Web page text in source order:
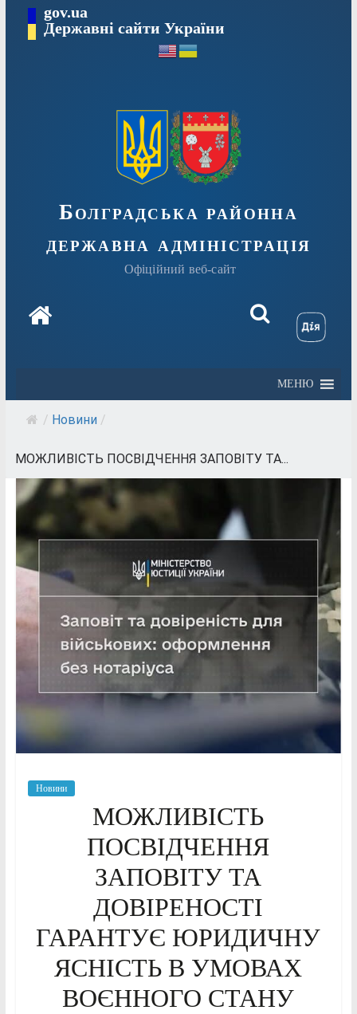
Перейтиgov.ua
Державні сайти України
Болградська районна
державна адміністрація
Офіційний веб-сайт
МЕНЮ
/ Новини /
МОЖЛИВІСТЬ ПОСВІДЧЕННЯ ЗАПОВІТУ ТА...
Новини
МОЖЛИВІСТЬ
ПОСВІДЧЕННЯ
ЗАПОВІТУ ТА
ДОВІРЕНОСТІ
ГАРАНТУЄ ЮРИДИЧНУ
ЯСНІСТЬ В УМОВАХ
ВОЄННОГО СТАНУ